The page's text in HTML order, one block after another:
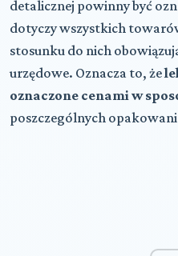
detalicznej powinny być
dotyczy wszystkich
stosunku do nich
urzędowe. Oznacza to, że
oznaczone cenami w
poszczególnych